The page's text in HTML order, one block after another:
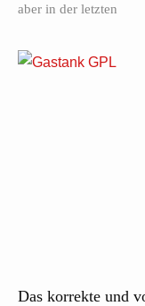
aber in der letzten
Das korrekte und